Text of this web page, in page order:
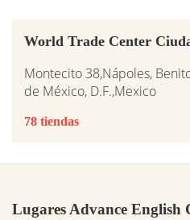
World Trade Center
Montecito 38,Nápoles,
de México, D.F.,Mexico
78 tiendas
Lugares Advance English